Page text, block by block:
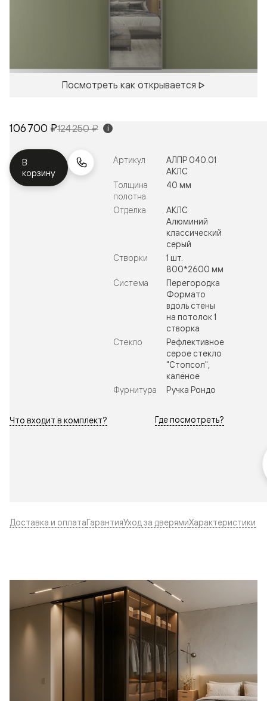
Посмотреть как открывается
106 700 ₽124 250 ₽ i
В
корзину
Артикул
АЛПР 040.01
АКЛС
Толщина
полотна
40 мм
Отделка
АКЛС
Алюминий
классический
серый
Створки
1 шт.
800*2600 мм
Система
Перегородка
Формато
вдоль стены
на потолок 1
створка
Стекло
Рефлективное
серое стекло
"Стопсол",
калёное
Фурнитура
Ручка Рондо
Что входит в комплект? Где посмотреть?
Доставка и оплатаГарантияУход за дверямиХарактеристики